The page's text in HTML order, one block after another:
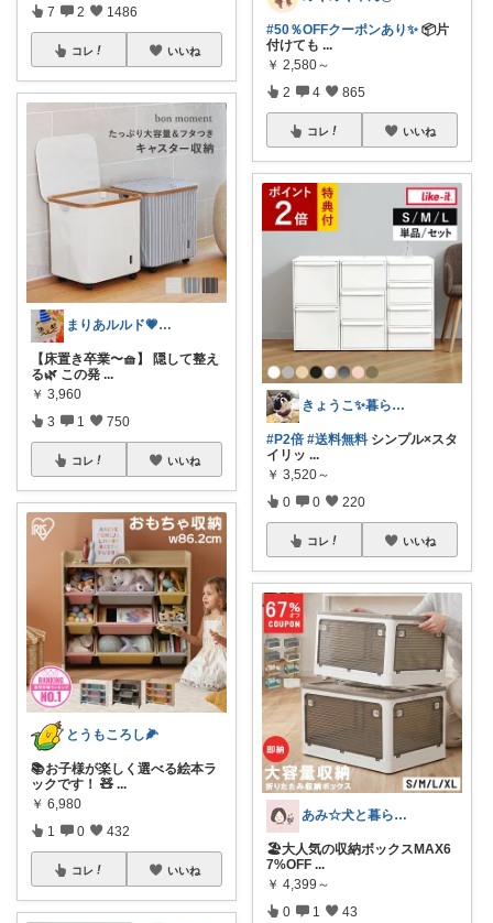
7 2 1486
コレ いいね
まりあルルド💗ご購入感謝です💗
【床置き卒業〜🧺】 隠して整え
る🌿 この発 ...
￥ 3,960
3 1 750
コレ いいね
とうもころし🌽
📚お子様が楽しく選べる絵本ラ
ックです！ 🧸 ...
￥ 6,980
1 0 432
コレ いいね
#50％OFFクーポンあり✨ 📦片
付けても ...
￥ 2,580～
2 4 865
コレ いいね
きょうこ✨暮らしをちょっと便利に✨
#P2倍 #送料無料 シンプル×スタ
イリッ ...
￥ 3,520～
0 0 220
コレ いいね
あみ☆犬と暮らす🐾
🏖️大人気の収納ボックスMAX6
7%OFF ...
￥ 4,399～
0 1 43